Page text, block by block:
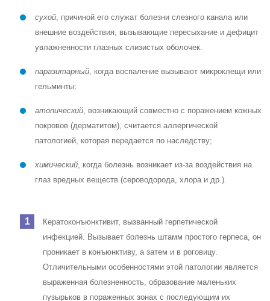
сухой, причиной его служат болезни слезного канала или
внешние воздействия, вызывающие пересыхание и дефицит
увлажненности глазных слизистых оболочек.
паразитарный, когда воспаление вызывают микроклещи или
гельминты;
атопический, возникающий совместно с поражением кожных
покровов (дерматитом), считается аллергической
патологией, которая передается по наследству;
химический, когда болезнь возникает из-за воздействия на
глаз вредных веществ (сероводорода, хлора и др.).
Кератоконъюнктивит, вызванный герпетической
инфекцией. Вызывает болезнь штамм простого герпеса, он
проникает в конъюнктиву, а затем и в роговицу.
Отличительными особенностями этой патологии является
выраженная болезненность, образование маленьких
пузырьков в пораженных зонах с последующим их